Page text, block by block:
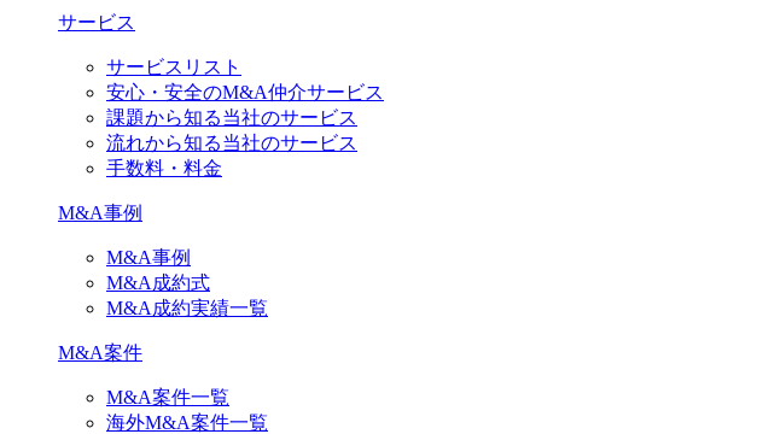
サービス
サービスリスト
安心・安全のM&A仲介サービス
課題から知る当社のサービス
流れから知る当社のサービス
手数料・料金
M&A事例
M&A事例
M&A成約式
M&A成約実績一覧
M&A案件
M&A案件一覧
海外M&A案件一覧